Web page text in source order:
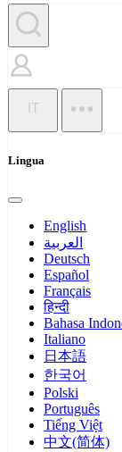
IT
Lingua
English
العربية
Deutsch
Español
Français
हिन्दी
Bahasa
Italiano
日本語
한국어
Polski
Português
Tiếng Việt
中文(简体)